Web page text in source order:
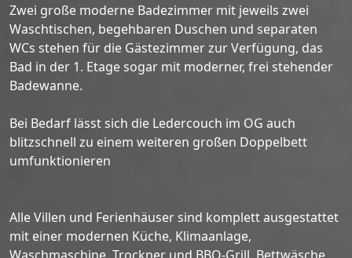
Zwei große moderne Badezimmer mit jeweils zwei
Waschtischen, begehbaren Duschen und separaten
WCs stehen für die Gästezimmer zur Verfügung, das
Bad in der 1. Etage sogar mit moderner, frei stehender
Badewanne.
Bei Bedarf lässt sich die Ledercouch im OG auch
blitzschnell zu einem weiteren großen Doppelbett
umfunktionieren
Alle Villen und Ferienhäuser sind komplett ausgestattet
mit einer modernen Küche, Klimaanlage,